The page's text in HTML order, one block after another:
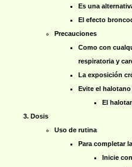
Es una
El efecto
Precauciones
Como con
respiratoria y
La exposición
Evite el
El
Dosis
Uso de rutina
Para completar
Inicie